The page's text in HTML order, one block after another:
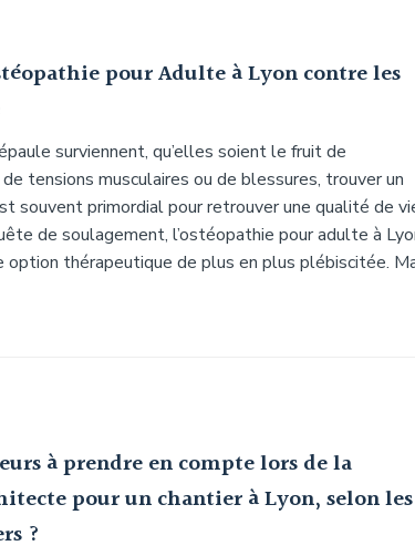
pour Adulte à Lyon contre les
surviennent, qu’elles soient le fruit de
tensions musculaires ou de blessures, trouver un
souvent primordial pour retrouver une qualité de
de soulagement, l’ostéopathie pour adulte à
option thérapeutique de plus en plus plébiscitée.
à prendre en compte lors de la
pour un chantier à Lyon, selon les
?